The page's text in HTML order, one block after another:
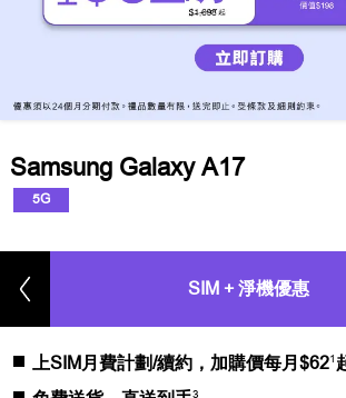
Samsung Galaxy A17
5G
SIM + 淨機優惠
上SIM月費計劃/續約，加購價每月$621
3